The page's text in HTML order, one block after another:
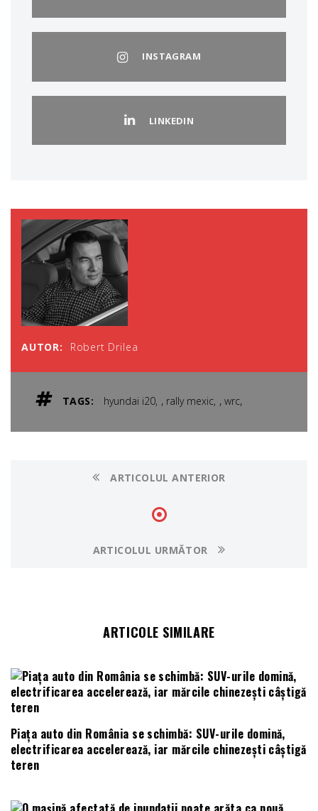
INSTAGRAM
LINKEDIN
AUTOR: Robert Drilea
TAGS: hyundai i20 , rally mexic ,wrc,
ARTICOLUL ANTERIOR
ARTICOLUL URMĂTOR
ARTICOLE SIMILARE
Piața auto din România se schimbă: SUV-urile domină,
electrificarea accelerează, iar mărcile chinezești câștigă
teren